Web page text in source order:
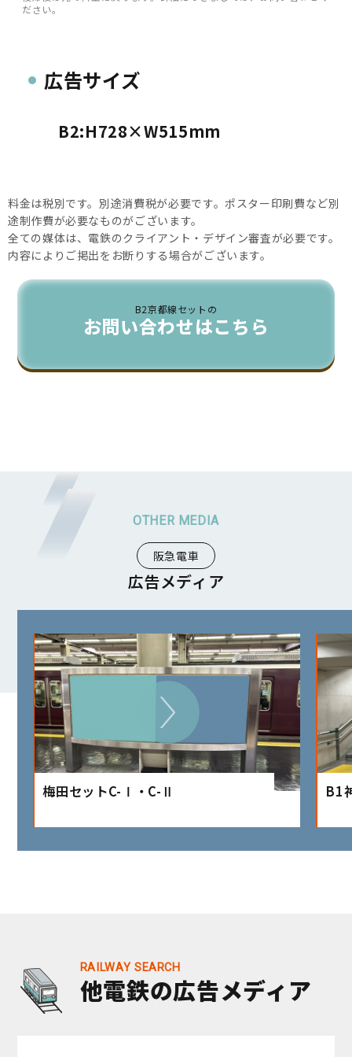
ださい。
広告サイズ
B2:H728×W515mm
料金は税別です。別途消費税が必要です。ポスター印刷費など別
途制作費が必要なものがございます。
全ての媒体は、電鉄のクライアント・デザイン審査が必要です。
内容によりご掲出をお断りする場合がございます。
B2京都線セットの
お問い合わせはこちら
阪急電車
広告メディア
梅田セットC-Ⅰ・C-Ⅱ B1
他電鉄の広告メディア